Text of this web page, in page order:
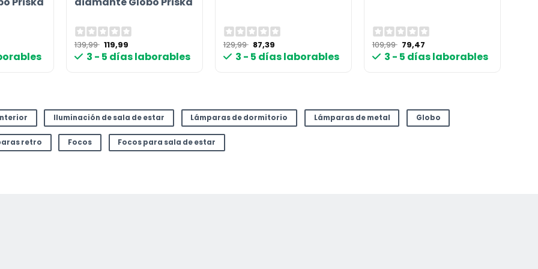
139,99 El
precio
original
119,99
precio
actual
3 - 5 días laborables
129,99 El
precio
original
87,39
precio
actual
3 - 5 días laborables
109,99 El
precio
original
79,47
precio
actual
3 - 5 días laborables
Iluminación de sala de estar Lámparas de dormitorio Lámparas de metal Globo
retro Focos Focos para sala de estar